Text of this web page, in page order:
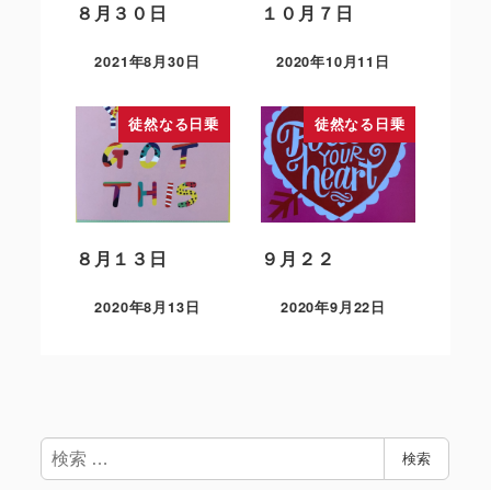
８月３０日
2021年8月30日
１０月７日
2020年10月11日
徒然なる日乗
８月１３日
2020年8月13日
徒然なる日乗
９月２２
2020年9月22日
検
索
検索